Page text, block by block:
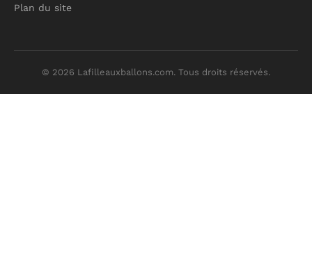
Plan du site
© 2026 Lafilleauxballons.com. Tous droits réservés.